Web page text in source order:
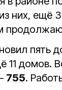
них, ещё
пять
11 домов.
755.